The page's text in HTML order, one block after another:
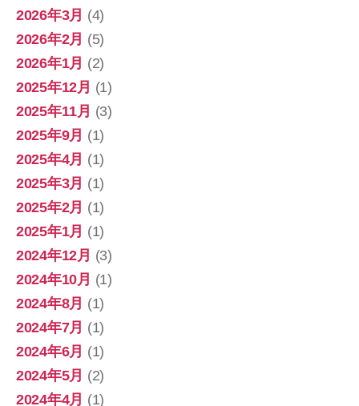
2026年3月 (4)
2026年2月 (5)
2026年1月 (2)
2025年12月 (1)
2025年11月 (3)
2025年9月 (1)
2025年4月 (1)
2025年3月 (1)
2025年2月 (1)
2025年1月 (1)
2024年12月 (3)
2024年10月 (1)
2024年8月 (1)
2024年7月 (1)
2024年6月 (1)
2024年5月 (2)
2024年4月 (1)